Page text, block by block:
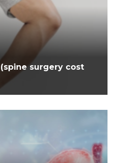
(spine surgery cost